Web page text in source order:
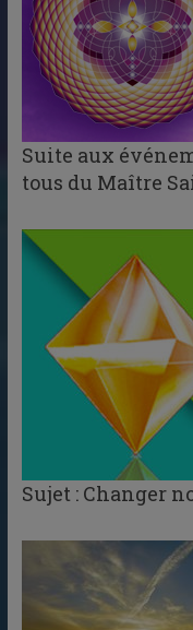
Suite aux
tous du Maître
Sujet : Changer